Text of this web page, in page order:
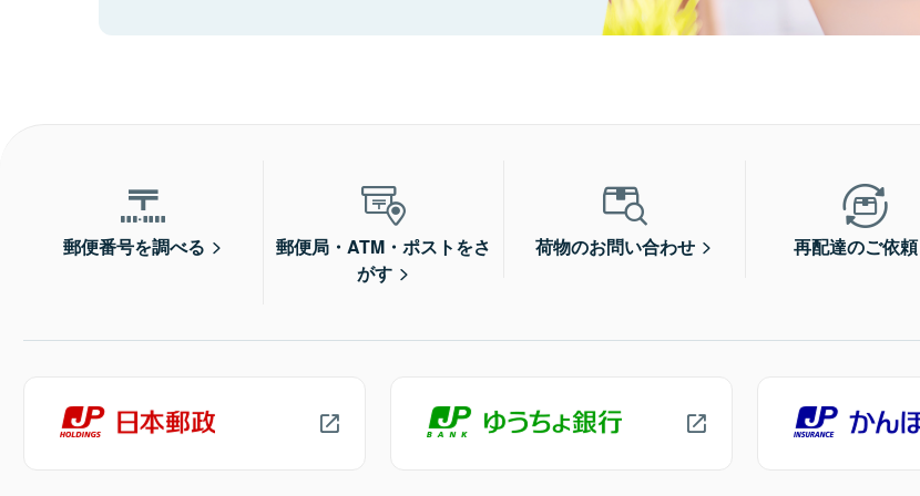
郵便番号を調べる
郵便局・ATM・ポストをさ
がす
荷物のお問い合わせ 再配達のご依頼